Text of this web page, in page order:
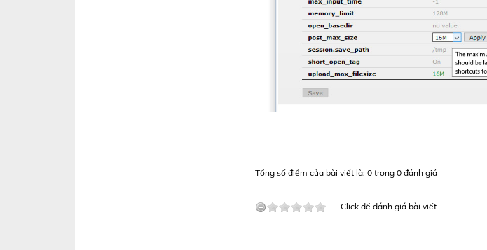
Tổng số điểm của bài viết là: 0 trong 0 đánh giá
Click để đánh giá bài viết